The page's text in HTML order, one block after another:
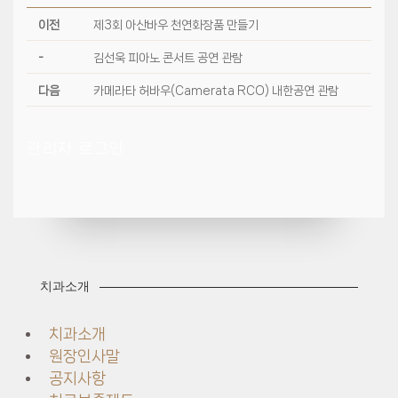
이전 제3회 아산바우 천연화장품 만들기
- 김선욱 피아노 콘서트 공연 관람
다음 카메라타 허바우(Camerata RCO) 내한공연 관람
치과소개
치과소개
원장인사말
공지사항